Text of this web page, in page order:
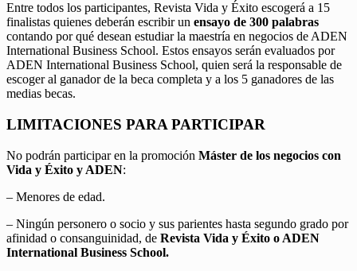
Entre todos los participantes, Revista Vida y Éxito escogerá a 15
finalistas quienes deberán escribir un ensayo de 300 palabras
contando por qué desean estudiar la maestría en negocios de ADEN
International Business School. Estos ensayos serán evaluados por
ADEN International Business School, quien será la responsable de
escoger al ganador de la beca completa y a los 5 ganadores de las
medias becas.
LIMITACIONES PARA PARTICIPAR
No podrán participar en la promoción Máster de los negocios con
Vida y Éxito y ADEN:
– Menores de edad.
– Ningún personero o socio y sus parientes hasta segundo grado por
afinidad o consanguinidad, de Revista Vida y Éxito o ADEN
International Business School.